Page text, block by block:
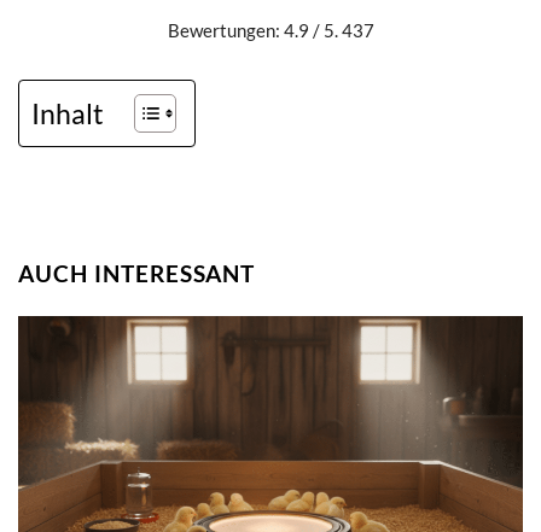
Bewertungen: 4.9 / 5. 437
Inhalt
AUCH INTERESSANT